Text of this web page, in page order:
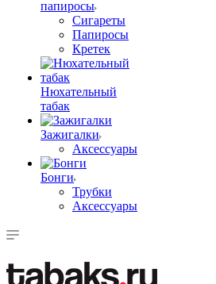
папиросы
Сигареты
Папиросы
Кретек
Нюхательный
табак
Зажигалки
Аксессуары
Бонги
Трубки
Аксессуары